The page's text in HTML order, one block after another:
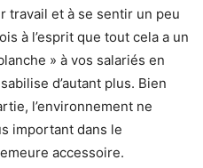
travail et à se sentir un peu
à l’esprit que tout cela a un
» à vos salariés en
d’autant plus. Bien
l’environnement ne
important dans le
accessoire.